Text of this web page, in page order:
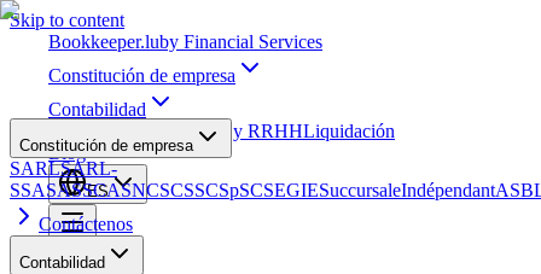
Skip to content
Bookkeeper.luby Financial Services
Constitución de empresa
Contabilidad
Nóminas y RRHHLiquidación
Blog
ES
Constitución de empresa
SARLSARL-
SSASASSCASNCSCSSCSpSCSEGIESuccursaleIndépendant
Contáctenos
Contabilidad